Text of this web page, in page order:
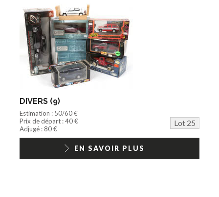
DIVERS (9)
Estimation : 50/60 €
Prix de départ : 40 €
Lot 25
Adjugé : 80 €
EN SAVOIR PLUS